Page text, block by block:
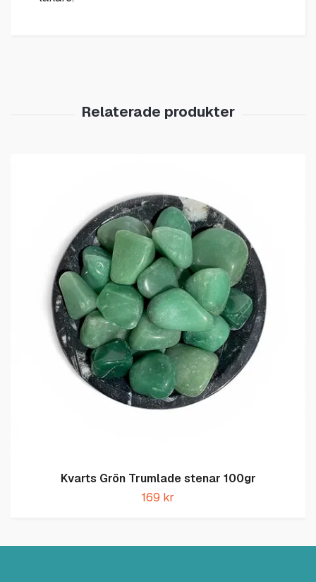
Kvarts Grön Trumlade stenar 100gr
169 kr